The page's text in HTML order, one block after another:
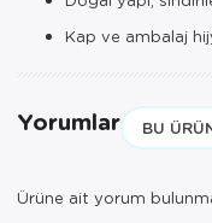
Kap ve ambalaj
Yorumlar BU
Ürüne ait yorum